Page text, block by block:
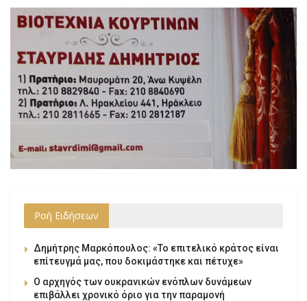
Ροή Ειδήσεων
Δημήτρης Μαρκόπουλος: «Το επιτελικό κράτος είναι
επίτευγμά μας, που δοκιμάστηκε και πέτυχε»
Ο αρχηγός των ουκρανικών ενόπλων δυνάμεων
επιβάλλει χρονικό όριο για την παραμονή